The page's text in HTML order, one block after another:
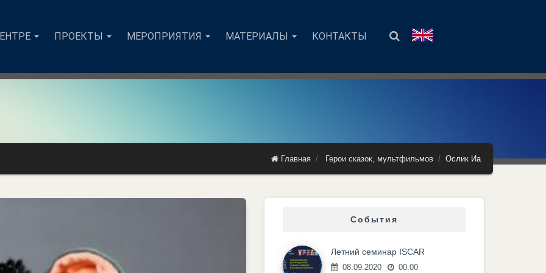
ПРОЕКТЫ МЕРОПРИЯТИЯ МАТЕРИАЛЫ КОНТАКТЫ
Главная Герои сказок, мультфильмов Ослик Иа
События
Летний семинар ISCAR
08.09.2020 00:00